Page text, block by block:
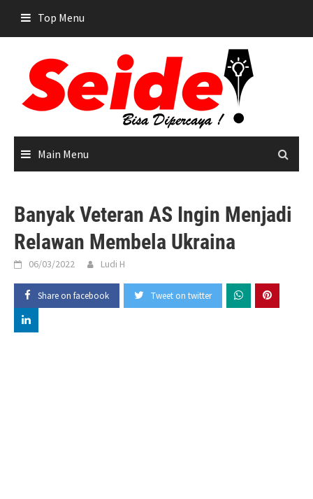
content
Top Menu
Main Menu
Banyak Veteran AS Ingin Menjadi
Relawan Membela Ukraina
06/03/2022 Ludi H
Share on facebook Tweet on twitter